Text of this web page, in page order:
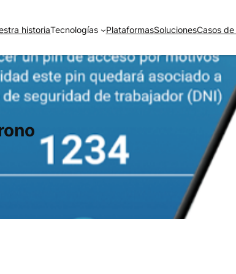
historiaTecnologías PlataformasSolucionesCasos